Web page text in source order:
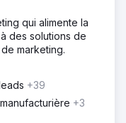
qui alimente la
des solutions de
marketing.
+39
+3